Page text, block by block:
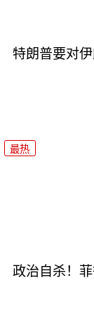
特朗普要对
最热
政治自杀！